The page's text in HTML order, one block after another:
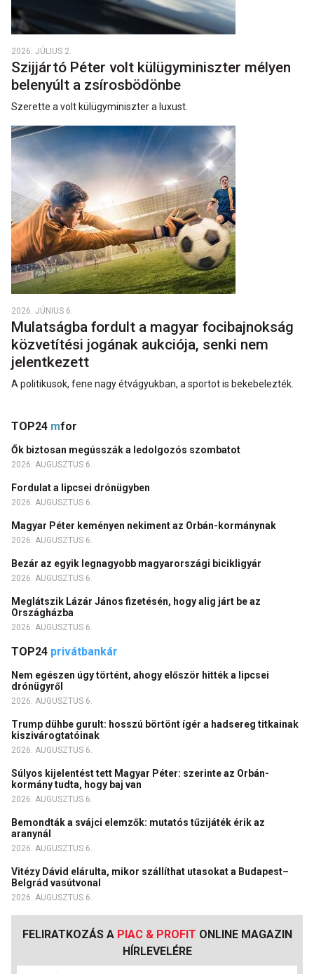
2026. JÚLIUS 2.
Szijjártó Péter volt külügyminiszter mélyen
belenyúlt a zsírosbödönbe
Szerette a volt külügyminiszter a luxust.
2026. JÚNIUS 6.
Mulatságba fordult a magyar focibajnokság
közvetítési jogának aukciója, senki nem
jelentkezett
A politikusok, fene nagy étvágyukban, a sportot is bekebelezték.
TOP24 mfor
Ők biztosan megússzák a ledolgozós szombatot
2026. AUGUSZTUS 6.
Fordulat a lipcsei drónügyben
2026. AUGUSZTUS 6.
Magyar Péter keményen nekiment az Orbán-kormánynak
2026. AUGUSZTUS 6.
Bezár az egyik legnagyobb magyarországi bicikligyár
2026. AUGUSZTUS 6.
Meglátszik Lázár János fizetésén, hogy alig járt be az
Országházba
2026. AUGUSZTUS 6.
TOP24 privátbankár
Nem egészen úgy történt, ahogy először hitték a lipcsei
drónügyről
2026. AUGUSZTUS 6.
Trump dühbe gurult: hosszú börtönt ígér a hadsereg titkainak
kiszivárogtatóinak
2026. AUGUSZTUS 6.
Súlyos kijelentést tett Magyar Péter: szerinte az Orbán-
kormány tudta, hogy baj van
2026. AUGUSZTUS 6.
Bemondták a svájci elemzők: mutatós tűzijáték érik az
aranynál
2026. AUGUSZTUS 6.
Vitézy Dávid elárulta, mikor szállíthat utasokat a Budapest–
Belgrád vasútvonal
2026. AUGUSZTUS 6.
FELIRATKOZÁS A PIAC & PROFIT ONLINE MAGAZIN
HÍRLEVELÉRE